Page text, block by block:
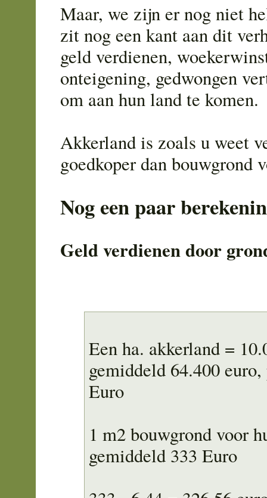
Maar, we zijn er nog niet
zit nog een kant aan dit
geld verdienen,
onteigening, gedwongen
om aan hun land te komen.
Akkerland is zoals u weet
goedkoper dan bouwgrond
Nog een paar
Geld verdienen door
Een ha. akkerland =
gemiddeld 64.400
Euro
1 m2 bouwgrond voor
gemiddeld 333 Euro